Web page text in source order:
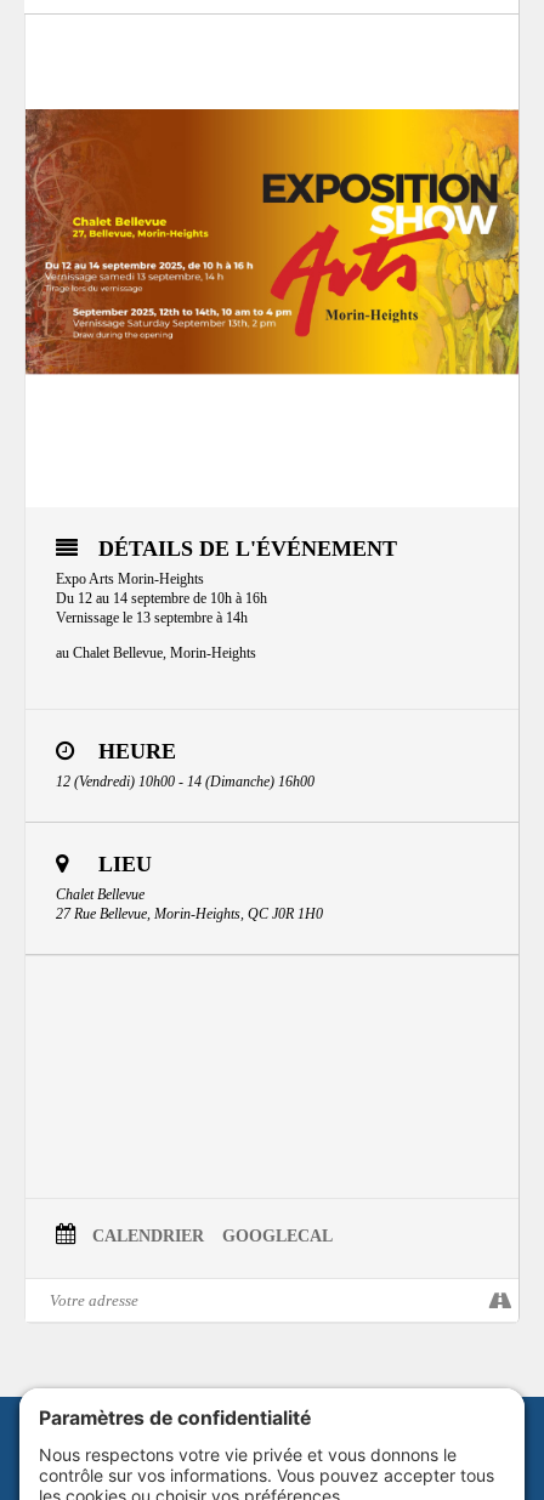
DÉTAILS DE L'ÉVÉNEMENT
Expo Arts Morin-Heights
Du 12 au 14 septembre de 10h à 16h
Vernissage le 13 septembre à 14h
au Chalet Bellevue, Morin-Heights
HEURE
12 (Vendredi) 10h00 - 14 (Dimanche) 16h00
LIEU
Chalet Bellevue
27 Rue Bellevue, Morin-Heights, QC J0R 1H0
CALENDRIER GOOGLECAL